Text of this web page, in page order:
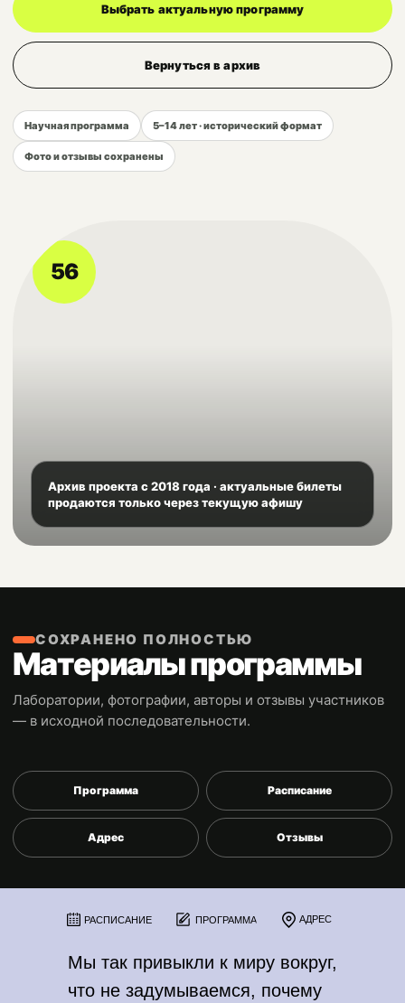
Выбрать актуальную программу
Вернуться в архив
Научная программа 5–14 лет · исторический формат
Фото и отзывы сохранены
56
Архив проекта с 2018 года · актуальные билеты
продаются только через текущую афишу
СОХРАНЕНО ПОЛНОСТЬЮ
Материалы программы
Лаборатории, фотографии, авторы и отзывы участников
— в исходной последовательности.
Программа Расписание
Адрес Отзывы
Мы так привыкли к миру вокруг,
что не задумываемся, почему
РАСПИСАНИЕ ПРОГРАММА АДРЕС